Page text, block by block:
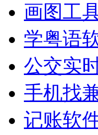
画图工
学粤语
公交实
手机找
记账软